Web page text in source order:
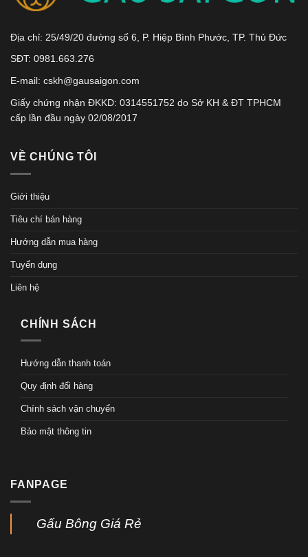
Địa chỉ: 25/49/20 đường số 6, P. Hiệp Bình Phước, TP. Thủ Đức
SĐT: 0981.663.276
E-mail: cskh@gausaigon.com
Giấy chứng nhận ĐKKD: 0314551752 do Sở KH & ĐT TPHCM
cấp lần đầu ngày 02/08/2017
VỀ CHÚNG TÔI
Giới thiệu
Tiêu chí bán hàng
Hướng dẫn mua hàng
Tuyển dụng
Liên hệ
CHÍNH SÁCH
Hướng dẫn thanh toán
Quy định đổi hàng
Chính sách vận chuyển
Bảo mật thông tin
FANPAGE
Gấu Bông Giá Rẻ